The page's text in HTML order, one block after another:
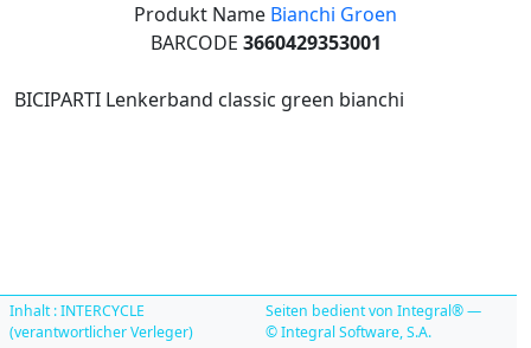
Produkt Name Bianchi Groen
BARCODE 3660429353001
BICIPARTI Lenkerband classic green bianchi
Inhalt : INTERCYCLE
(verantwortlicher Verleger)
Seiten bedient von Integral® —
© Integral Software, S.A.